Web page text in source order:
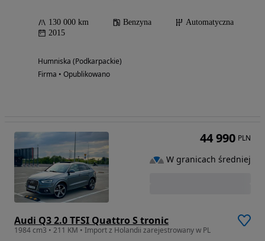
130 000 km Benzyna
Automatyczna
2015
Humniska (Podkarpackie)
Firma • Opublikowano
Audi Q3 2.0 TFSI Quattro S tronic
1984 cm3 • 211 KM • Import z Holandii zarejestrowany w PL
44 990 PLN
W granicach średniej